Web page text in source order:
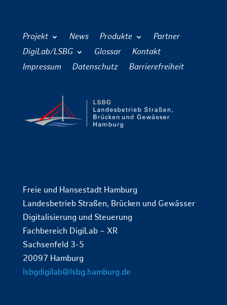
Projekt News Produkte
Partner
DigiLab/LSBG
Glossar
Kontakt
Impressum
Datenschutz Barrierefreiheit
Freie und Hansestadt Hamburg
Landesbetrieb Straßen, Brücken und Gewässer
Digitalisierung und Steuerung
Fachbereich DigiLab – XR
Sachsenfeld 3-5
20097 Hamburg
lsbgdigilab@lsbg.hamburg.de